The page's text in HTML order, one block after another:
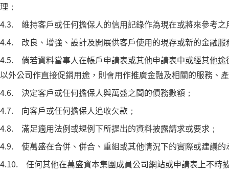
理；
4.3. 維持客戶或任何擔保人的信用記錄作為現在或將來參考之
4.4. 改良、增強、設計及開展供客戶使用的現存或新的金融
4.5. 倘若資料當事人在帳戶申請表或其他申請表中或經其他
以外公司作直接促銷用途，則會用作推廣金融及相關的服務、
4.6. 決定客戶或任何擔保人與萬盛之間的債務數額；
4.7. 向客戶或任何擔保人追收欠款；
4.8. 滿足適用法例或規例下所提出的資料披露請求或要求；
4.9. 使萬盛在合併、併合、重組或其他情況下的實際或建議
4.10. 任何其他在萬盛資本集團成員公司網站或申請表上不時